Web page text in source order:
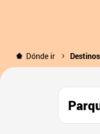
Dónde ir